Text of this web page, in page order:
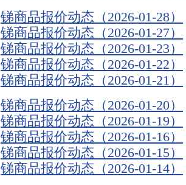
锑商品报价动态（2026-01-28）
锑商品报价动态（2026-01-27）
锑商品报价动态（2026-01-23）
锑商品报价动态（2026-01-22）
锑商品报价动态（2026-01-21）
锑商品报价动态（2026-01-20）
锑商品报价动态（2026-01-19）
锑商品报价动态（2026-01-16）
锑商品报价动态（2026-01-15）
锑商品报价动态（2026-01-14）